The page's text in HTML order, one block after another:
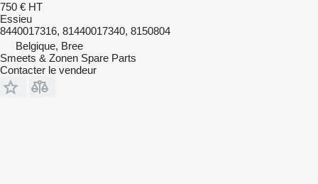
750 € HT
Essieu
8440017316, 81440017340, 8150804
Belgique, Bree
Smeets & Zonen Spare Parts
Contacter le vendeur